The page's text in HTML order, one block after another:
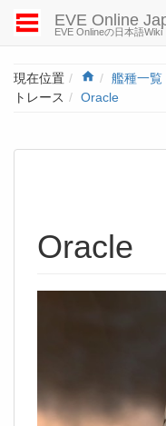
EVE Online
EVE Onlineの日本語Wiki
現在位置 Home
艦種一覧
トレース
Oracle
Oracle